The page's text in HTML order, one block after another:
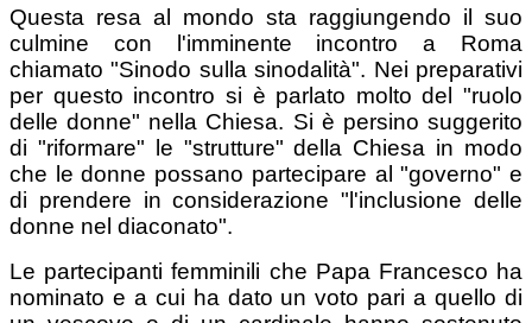
Questa resa al mondo sta raggiungendo il suo
culmine con l'imminente incontro a Roma
chiamato "Sinodo sulla sinodalità". Nei preparativi
per questo incontro si è parlato molto del "ruolo
delle donne" nella Chiesa. Si è persino suggerito
di "riformare" le "strutture" della Chiesa in modo
che le donne possano partecipare al "governo" e
di prendere in considerazione "l'inclusione delle
donne nel diaconato".
Le partecipanti femminili che Papa Francesco ha
nominato e a cui ha dato un voto pari a quello di